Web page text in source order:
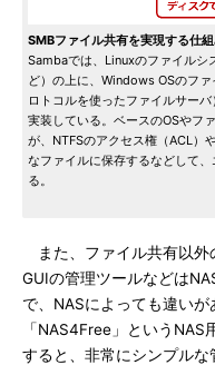
SMBファイル共有を実現する仕
Sambaでは、Linuxのファイルシ
ど）の上に、Windows OSのフ
ロトコルを使ったファイルサー
実装している。ベースのOSやフ
が、NTFSのアクセス権（ACL）
なファイルに保存するなどして
る。
また、ファイル共有以外
GUIの管理ツールなどは
で、NASによっても違い
「NAS4Free」という
すると、非常にシンプル